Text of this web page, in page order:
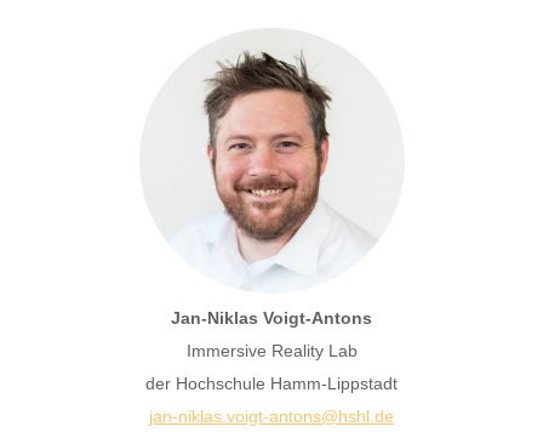
Jan-Niklas Voigt-Antons
Immersive Reality Lab
der Hochschule Hamm-Lippstadt
jan-niklas.voigt-antons@hshl.de